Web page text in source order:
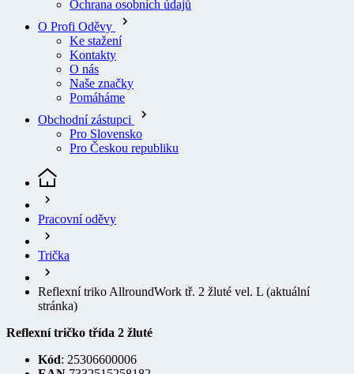
O Profi Oděvy
Ke stažení
Kontakty
O nás
Naše značky
Pomáháme
Obchodní zástupci
Pro Slovensko
Pro Českou republiku
Pracovní oděvy
Trička
Reflexní triko AllroundWork tř. 2 žluté vel. L
stránka)
Reflexní tričko třída 2 žluté
Kód: 25306600006
EAN 7332515258182